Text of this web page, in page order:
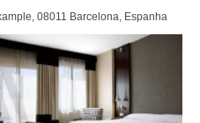
08011 Barcelona, Espanha